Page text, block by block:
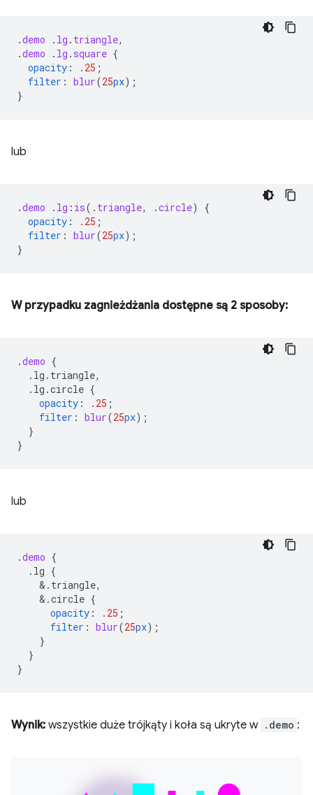
.demo . lg . triangle,
.demo . lg . square {
opacity : .25 ;
filter : blur(25px);
}
lub
.demo . lg : is( . triangle, .circle)
{
opacity : .25 ;
filter : blur(25px);
}
W przypadku zagnieżdżania dostępne są 2 sposoby:
.demo {
.lg.triangle,
.lg.circle {
opacity : .25 ;
filter : blur(25px);
}
}
lub
.demo {
.lg {
& .triangle,
& .circle {
opacity : .25 ;
filter : blur(25px);
}
}
}
Wynik: wszystkie duże trójkąty i koła są ukryte w .demo :